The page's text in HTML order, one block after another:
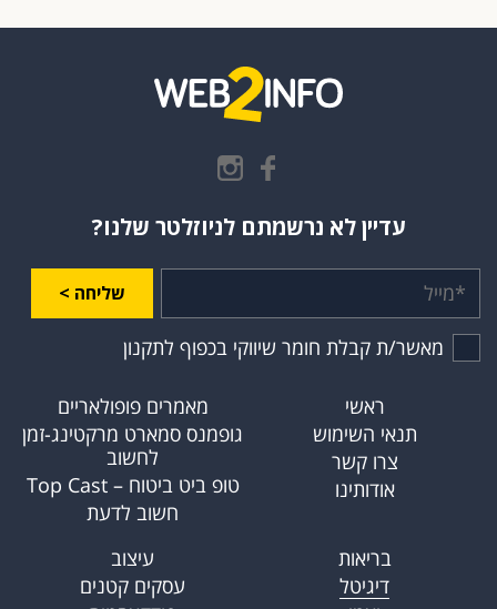
עדיין לא נרשמתם לניוזלטר שלנו?
שליחה >
מאשר/ת קבלת חומר שיווקי בכפוף לתקנון
ראשי
תנאי השימוש
צרו קשר
אודותינו
מאמרים פופולאריים
גופמנס סמארט מרקטינג-זמן
לחשוב
טופ ביט ביטוח – Top Cast
חשוב לדעת
בריאות
דיגיטל
עיצוב
עסקים קטנים